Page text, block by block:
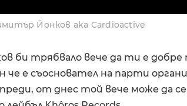
Йонков aka Cardioactive
би трябвало вече да ти е
че е съосновател на парти
от днес той вече може да се